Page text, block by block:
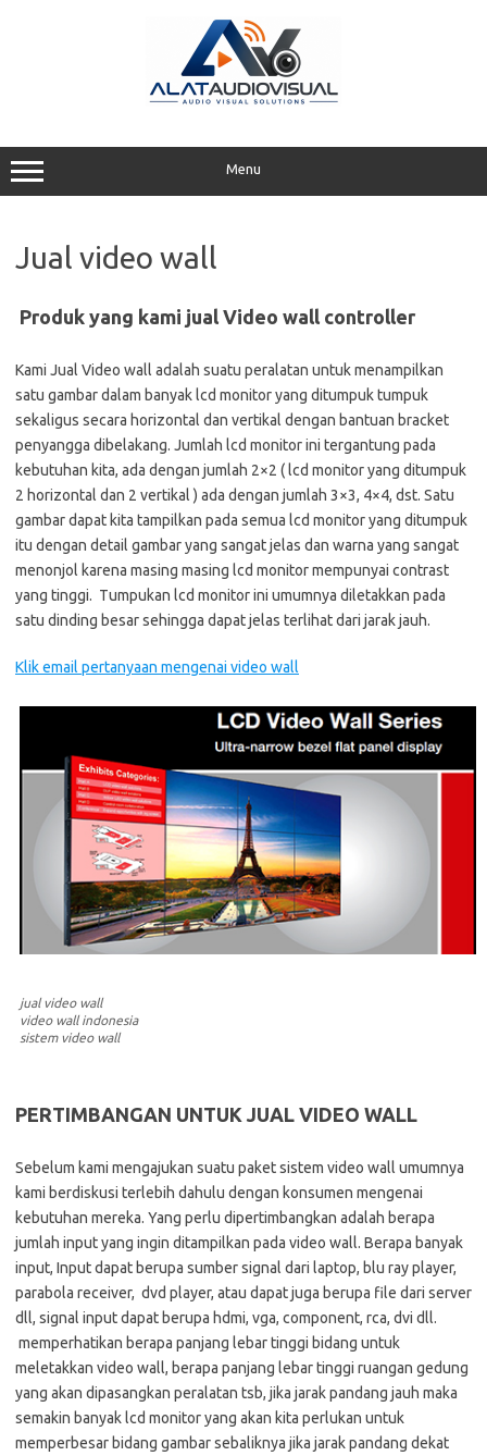
Menu
Jual video wall
Produk yang kami jual Video wall controller
Kami Jual Video wall adalah suatu peralatan untuk menampilkan
satu gambar dalam banyak lcd monitor yang ditumpuk tumpuk
sekaligus secara horizontal dan vertikal dengan bantuan bracket
penyangga dibelakang. Jumlah lcd monitor ini tergantung pada
kebutuhan kita, ada dengan jumlah 2×2 ( lcd monitor yang ditumpuk
2 horizontal dan 2 vertikal ) ada dengan jumlah 3×3, 4×4, dst. Satu
gambar dapat kita tampilkan pada semua lcd monitor yang ditumpuk
itu dengan detail gambar yang sangat jelas dan warna yang sangat
menonjol karena masing masing lcd monitor mempunyai contrast
yang tinggi. Tumpukan lcd monitor ini umumnya diletakkan pada
satu dinding besar sehingga dapat jelas terlihat dari jarak jauh.
Klik email pertanyaan mengenai video wall
jual video wall
video wall indonesia
sistem video wall
PERTIMBANGAN UNTUK JUAL VIDEO WALL
Sebelum kami mengajukan suatu paket sistem video wall umumnya
kami berdiskusi terlebih dahulu dengan konsumen mengenai
kebutuhan mereka. Yang perlu dipertimbangkan adalah berapa
jumlah input yang ingin ditampilkan pada video wall. Berapa banyak
input, Input dapat berupa sumber signal dari laptop, blu ray player,
parabola receiver, dvd player, atau dapat juga berupa file dari server
dll, signal input dapat berupa hdmi, vga, component, rca, dvi dll.
memperhatikan berapa panjang lebar tinggi bidang untuk
meletakkan video wall, berapa panjang lebar tinggi ruangan gedung
yang akan dipasangkan peralatan tsb, jika jarak pandang jauh maka
semakin banyak lcd monitor yang akan kita perlukan untuk
memperbesar bidang gambar sebaliknya jika jarak pandang dekat